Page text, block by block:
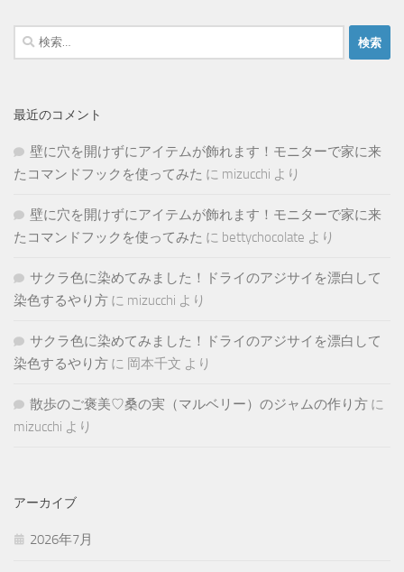
検
索:
最近のコメント
壁に穴を開けずにアイテムが飾れます！モニターで家に来
たコマンドフックを使ってみた に mizucchi より
壁に穴を開けずにアイテムが飾れます！モニターで家に来
たコマンドフックを使ってみた に bettychocolate より
サクラ色に染めてみました！ドライのアジサイを漂白して
染色するやり方 に mizucchi より
サクラ色に染めてみました！ドライのアジサイを漂白して
染色するやり方 に 岡本千文 より
散歩のご褒美♡桑の実（マルベリー）のジャムの作り方 に
mizucchi より
アーカイブ
2026年7月